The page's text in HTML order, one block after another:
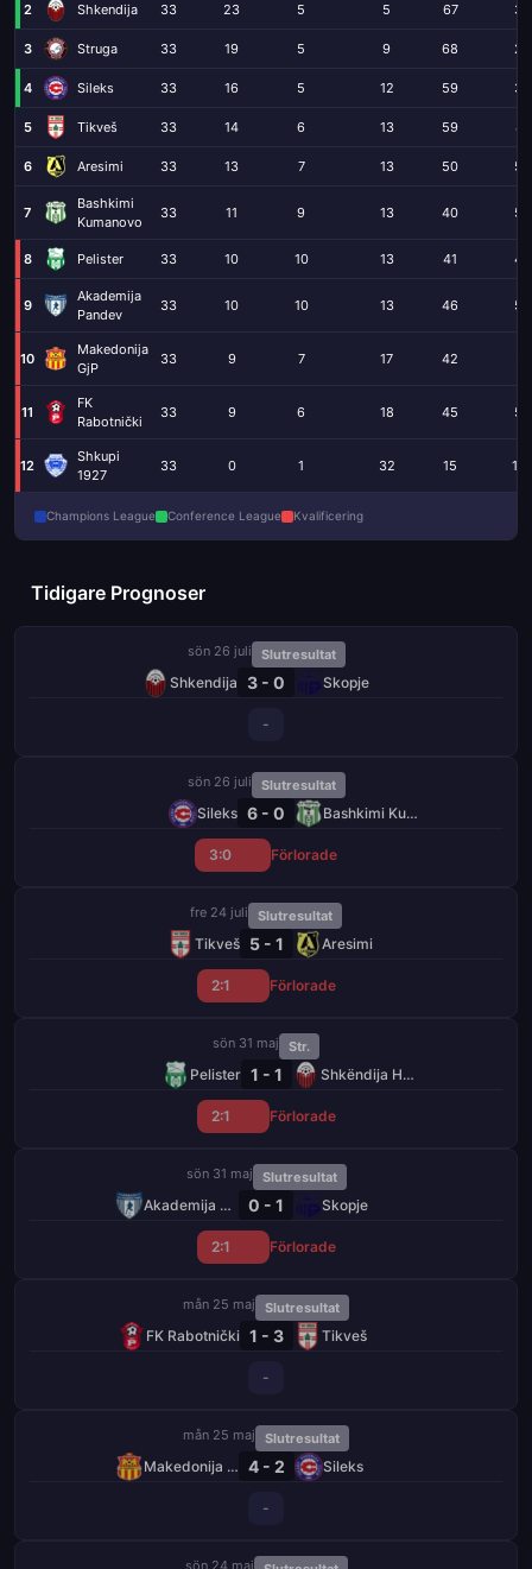
2 Shkendija 33 23 5 5 67 30
3 Struga 33 19 5 9 68 28
4 Sileks 33 16 5 12 59 36
5 Tikveš 33 14 6 13 59 47
6 Aresimi 33 13 7 13 50 53
7
Bashkimi
Kumanovo
33 11 9 13 40 54
8 Pelister 33 10 10 13 41 42
9
Akademija
Pandev
33 10 10 13 46 56
10
Makedonija
GjP
33 9 7 17 42
11
FK
Rabotnički
33 9 6 18 45 58
12
Shkupi
1927
33 0 1 32 15
Champions League Conference League Kvalificering
Tidigare Prognoser
sön 26 juli Slutresultat
Shkendija 3 - 0 Skopje
-
sön 26 juli Slutresultat
Sileks 6 - 0 Bashkimi Kumanovo
3:0 Förlorade
fre 24 juli Slutresultat
Tikveš 5 - 1 Aresimi
2:1 Förlorade
sön 31 maj Str.
Pelister 1 - 1 Shkëndija Haraçinë
2:1 Förlorade
sön 31 maj Slutresultat
Akademija Pandev 0 - 1 Skopje
2:1 Förlorade
mån 25 maj Slutresultat
FK Rabotnički 1 - 3 Tikveš
-
mån 25 maj Slutresultat
Makedonija GjP 4 - 2 Sileks
-
sön 24 maj